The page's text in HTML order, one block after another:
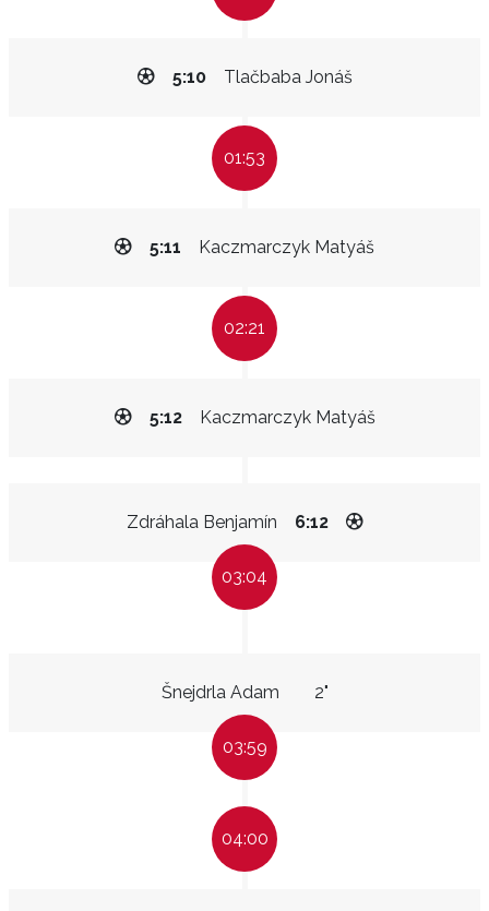
Tlačbaba Jonáš
5:10
01:53
Kaczmarczyk Matyáš
5:11
02:21
Kaczmarczyk Matyáš
5:12
Zdráhala Benjamín 6:12
03:04
Šnejdrla Adam 2"
03:59
04:00